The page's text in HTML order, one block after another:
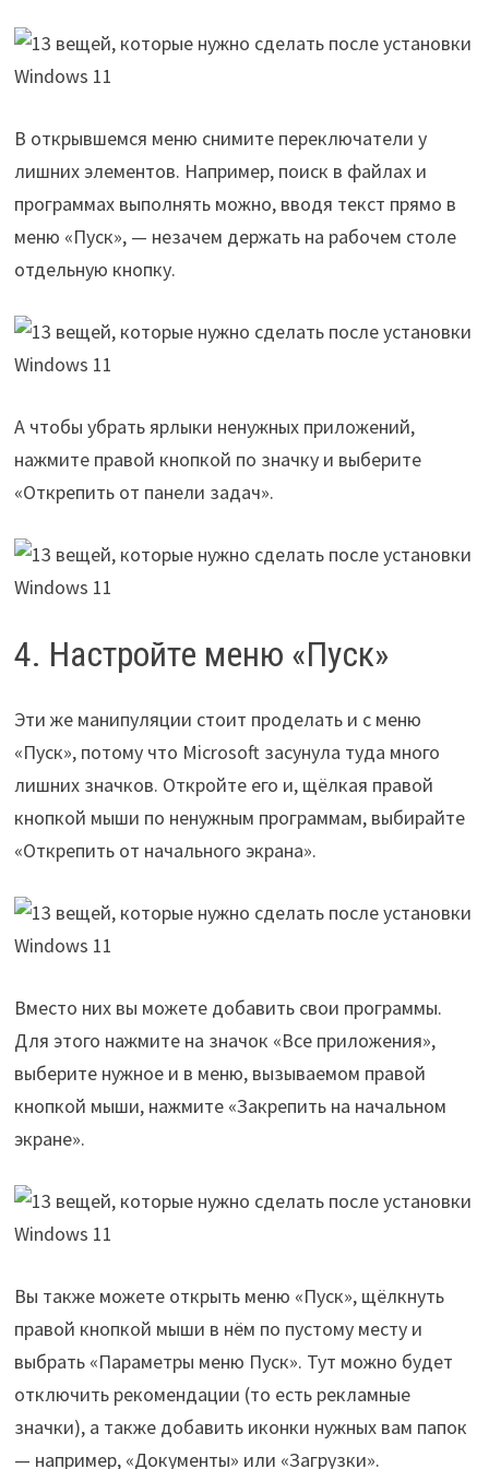
В открывшемся меню снимите переключатели у
лишних элементов. Например, поиск в файлах и
программах выполнять можно, вводя текст прямо в
меню «Пуск», — незачем держать на рабочем столе
отдельную кнопку.
А чтобы убрать ярлыки ненужных приложений,
нажмите правой кнопкой по значку и выберите
«Открепить от панели задач».
4. Настройте меню «Пуск»
Эти же манипуляции стоит проделать и с меню
«Пуск», потому что Microsoft засунула туда много
лишних значков. Откройте его и, щёлкая правой
кнопкой мыши по ненужным программам, выбирайте
«Открепить от начального экрана».
Вместо них вы можете добавить свои программы.
Для этого нажмите на значок «Все приложения»,
выберите нужное и в меню, вызываемом правой
кнопкой мыши, нажмите «Закрепить на начальном
экране».
Вы также можете открыть меню «Пуск», щёлкнуть
правой кнопкой мыши в нём по пустому месту и
выбрать «Параметры меню Пуск». Тут можно будет
отключить рекомендации (то есть рекламные
значки), а также добавить иконки нужных вам папок
— например, «Документы» или «Загрузки».